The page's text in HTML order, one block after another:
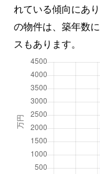
れている傾向にあ
の物件は、築年数
スもあります。